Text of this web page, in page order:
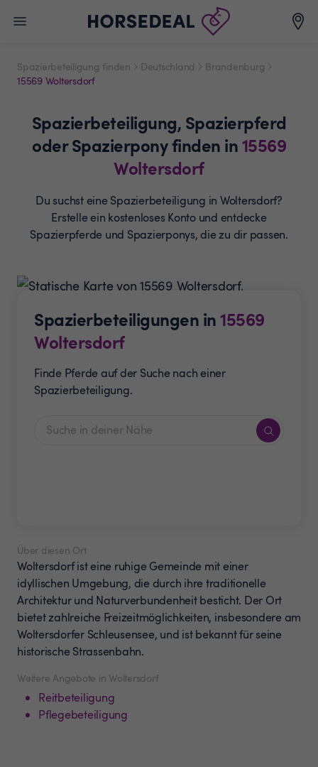
Spazierbeteiligung finden Deutschland
Brandenburg
15569 Woltersdorf
Spazierbeteiligung, Spazierpferd
oder Spazierponyfinden in15569
Woltersdorf
Du suchst eine Spazierbeteiligung in Woltersdorf?
Erstelle ein kostenloses Konto und entdecke
Spazierpferde und Spazierponys, die zu dir passen.
Spazierbeteiligungen in15569
Woltersdorf
Finde Pferde auf der Suche nach einer
Spazierbeteiligung.
Weitere Angebote in Woltersdorf
Reitbeteiligung
Pflegebeteiligung
Über diesen Ort
Woltersdorf ist eine ruhige Gemeinde mit einer
idyllischen Umgebung, die durch ihre traditionelle
Architektur und Naturverbundenheit besticht. Der Ort
bietet zahlreiche Freizeitmöglichkeiten, insbesondere am
Woltersdorfer Schleusensee, und ist bekannt für seine
historische Strassenbahn.